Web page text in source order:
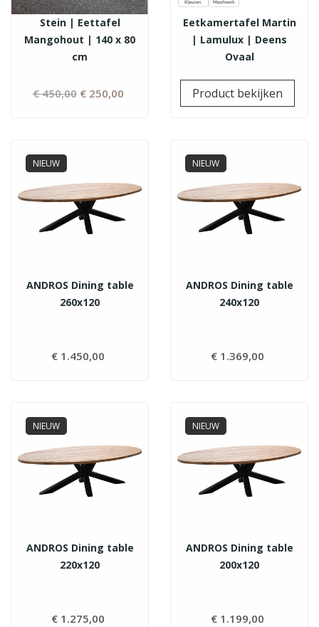
Stein | Eettafel
Mangohout | 140 x 80
cm
Normale
€ 450,00 € 250,00
Eetkamertafel Martin
| Lamulux | Deens
Ovaal
Product bekijken
NIEUW
ANDROS Dining table
260x120
€ 1.450,00
NIEUW
ANDROS Dining table
240x120
€ 1.369,00
NIEUW
ANDROS Dining table
220x120
€ 1.275,00
NIEUW
ANDROS Dining table
200x120
€ 1.199,00